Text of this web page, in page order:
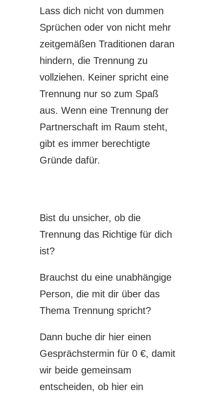
Lass dich nicht von dummen
Sprüchen oder von nicht mehr
zeitgemäßen Traditionen daran
hindern, die Trennung zu
vollziehen. Keiner spricht eine
Trennung nur so zum Spaß
aus. Wenn eine Trennung der
Partnerschaft im Raum steht,
gibt es immer berechtigte
Gründe dafür.
Bist du unsicher, ob die
Trennung das Richtige für dich
ist?
Brauchst du eine unabhängige
Person, die mit dir über das
Thema Trennung spricht?
Dann buche dir hier einen
Gesprächstermin für 0 €, damit
wir beide gemeinsam
entscheiden, ob hier ein